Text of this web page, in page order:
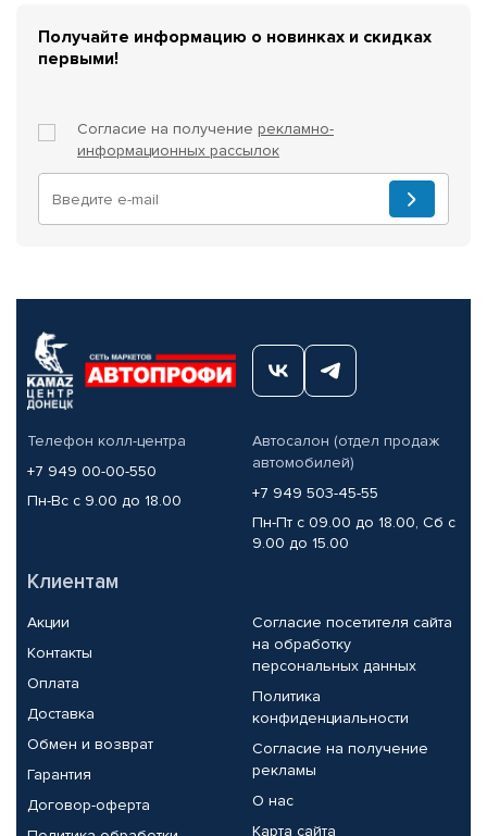
Получайте информацию о новинках и скидках
первыми!
Согласие на получение рекламно-
информационных рассылок
Телефон колл-центра
+7 949 00-00-550
Пн-Вс с 9.00 до 18.00
Автосалон (отдел продаж
автомобилей)
+7 949 503-45-55
Пн-Пт с 09.00 до 18.00, Сб с
9.00 до 15.00
Клиентам
Акции
Контакты
Оплата
Доставка
Обмен и возврат
Гарантия
Договор-оферта
Согласие посетителя сайта
на обработку
персональных данных
Политика
конфиденциальности
Согласие на получение
рекламы
О нас
Карта сайта